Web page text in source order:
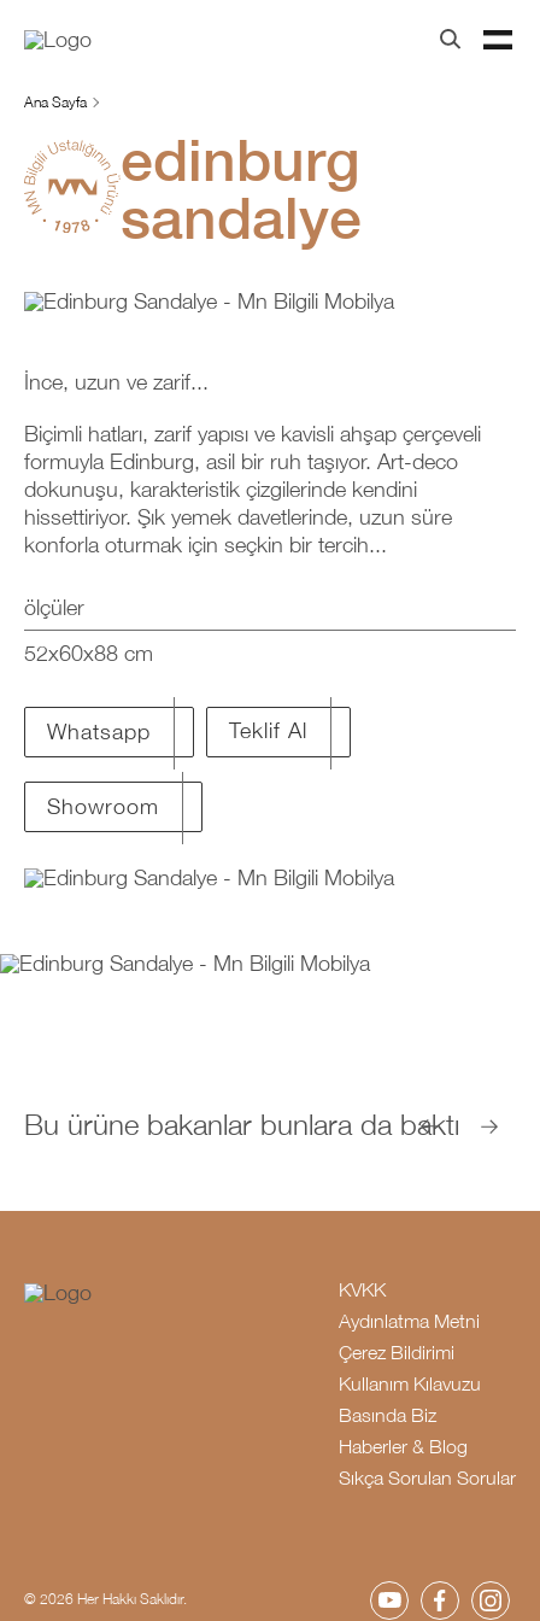
Ana Sayfa
edinburg
sandalye
İnce, uzun ve zarif...
Biçimli hatları, zarif yapısı ve kavisli ahşap çerçeveli
formuyla Edinburg, asil bir ruh taşıyor. Art-deco
dokunuşu, karakteristik çizgilerinde kendini
hissettiriyor. Şık yemek davetlerinde, uzun süre
konforla oturmak için seçkin bir tercih...
ölçüler
52x60x88 cm
Whatsapp Teklif Al
Showroom
Bu ürüne bakanlar bunlara da baktı
KVKK
Aydınlatma Metni
Çerez Bildirimi
Kullanım Kılavuzu
Basında Biz
Haberler & Blog
Sıkça Sorulan Sorular
© 2026 Her Hakkı Saklıdır.